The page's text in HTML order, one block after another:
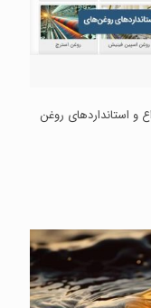
و استانداردهای روغن